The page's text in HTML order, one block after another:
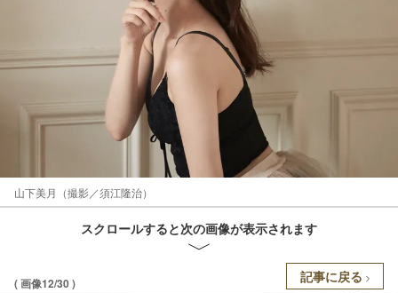
山下美月（撮影／須江隆治）
スクロールすると次の画像が表示されます
( 画像12/30 ) 記事に戻る